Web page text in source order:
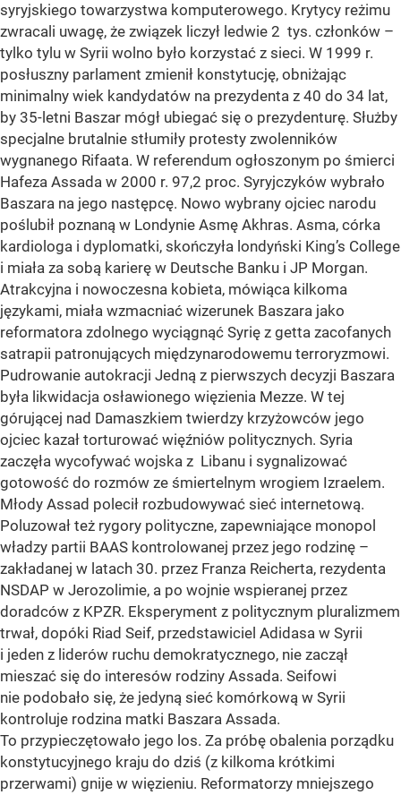
syryjskiego towarzystwa komputerowego. Krytycy reżimu
zwracali uwagę, że związek liczył ledwie 2 tys. członków –
tylko tylu w Syrii wolno było korzystać z sieci. W 1999 r.
posłuszny parlament zmienił konstytucję, obniżając
minimalny wiek kandydatów na prezydenta z 40 do 34 lat,
by 35-letni Baszar mógł ubiegać się o prezydenturę. Służby
specjalne brutalnie stłumiły protesty zwolenników
wygnanego Rifaata. W referendum ogłoszonym po śmierci
Hafeza Assada w 2000 r. 97,2 proc. Syryjczyków wybrało
Baszara na jego następcę. Nowo wybrany ojciec narodu
poślubił poznaną w Londynie Asmę Akhras. Asma, córka
kardiologa i dyplomatki, skończyła londyński King’s College
i miała za sobą karierę w Deutsche Banku i JP Morgan.
Atrakcyjna i nowoczesna kobieta, mówiąca kilkoma
językami, miała wzmacniać wizerunek Baszara jako
reformatora zdolnego wyciągnąć Syrię z getta zacofanych
satrapii patronujących międzynarodowemu terroryzmowi.
Pudrowanie autokracji Jedną z pierwszych decyzji Baszara
była likwidacja osławionego więzienia Mezze. W tej
górującej nad Damaszkiem twierdzy krzyżowców jego
ojciec kazał torturować więźniów politycznych. Syria
zaczęła wycofywać wojska z Libanu i sygnalizować
gotowość do rozmów ze śmiertelnym wrogiem Izraelem.
Młody Assad polecił rozbudowywać sieć internetową.
Poluzował też rygory polityczne, zapewniające monopol
władzy partii BAAS kontrolowanej przez jego rodzinę –
zakładanej w latach 30. przez Franza Reicherta, rezydenta
NSDAP w Jerozolimie, a po wojnie wspieranej przez
doradców z KPZR. Eksperyment z politycznym pluralizmem
trwał, dopóki Riad Seif, przedstawiciel Adidasa w Syrii
i jeden z liderów ruchu demokratycznego, nie zaczął
mieszać się do interesów rodziny Assada. Seifowi
nie podobało się, że jedyną sieć komórkową w Syrii
kontroluje rodzina matki Baszara Assada.
To przypieczętowało jego los. Za próbę obalenia porządku
konstytucyjnego kraju do dziś (z kilkoma krótkimi
przerwami) gnije w więzieniu. Reformatorzy mniejszego